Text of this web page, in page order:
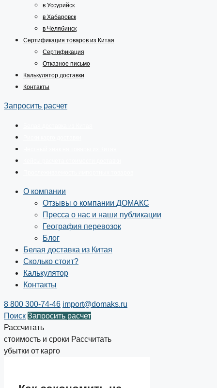
в Уссурийск
в Хабаровск
в Челябинск
Сертификация товаров из Китая
Сертификация
Отказное письмо
Калькулятор доставки
Контакты
Запросить расчет
О компании
Отзывы о компании ДОМАКС
Пресса о нас и наши публикации
География перевозок
Блог
Белая доставка из Китая
Сколько стоит?
Калькулятор
Контакты
8 800 300-74-46 import@domaks.ru
Поиск Запросить расчет
Рассчитать
стоимость и сроки Рассчитать
убытки от карго